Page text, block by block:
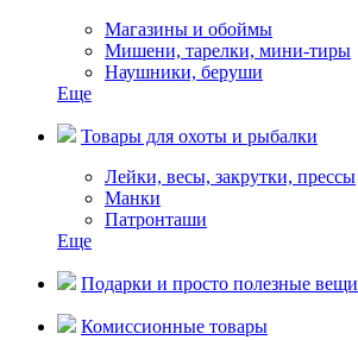
Магазины и обоймы
Мишени, тарелки, мини-тиры
Наушники, беруши
Еще
Товары для охоты и рыбалки
Лейки, весы, закрутки, прессы
Манки
Патронташи
Еще
Подарки и просто полезные вещи
Комиссионные товары